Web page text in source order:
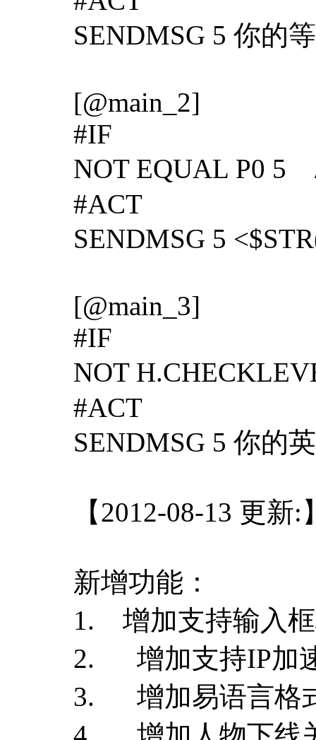
SENDMSG 5 你的
[@main_2]
#IF
NOT EQUAL P0 5
#ACT
SENDMSG 5
[@main_3]
#IF
NOT
#ACT
SENDMSG 5 你的
【2012-08-13 更新:
新增功能：
1. 增加支持输入
2. 增加支持IP加
3. 增加易语言格